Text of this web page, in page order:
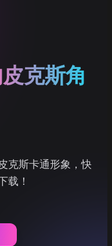
克斯角
克斯卡通形象，快
载！